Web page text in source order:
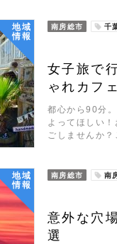
地域
情報
南房総市 千
女子旅で
ゃれカフ
都心から90分
よってほしい
ごしませんか
地域
情報
南房総市 南
意外な穴
選